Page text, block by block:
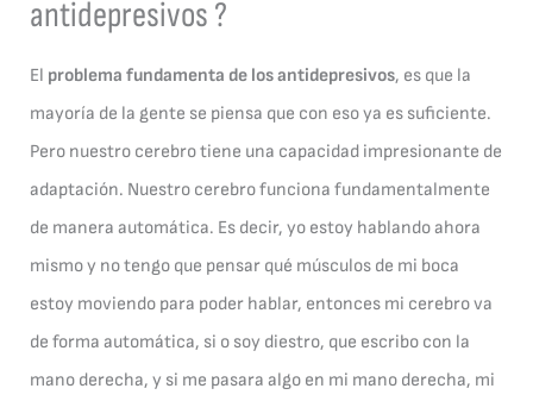
antidepresivos ?
El problema fundamenta de los antidepresivos, es que la
mayoría de la gente se piensa que con eso ya es suficiente.
Pero nuestro cerebro tiene una capacidad impresionante de
adaptación. Nuestro cerebro funciona fundamentalmente
de manera automática. Es decir, yo estoy hablando ahora
mismo y no tengo que pensar qué músculos de mi boca
estoy moviendo para poder hablar, entonces mi cerebro va
de forma automática, si o soy diestro, que escribo con la
mano derecha, y si me pasara algo en mi mano derecha, mi